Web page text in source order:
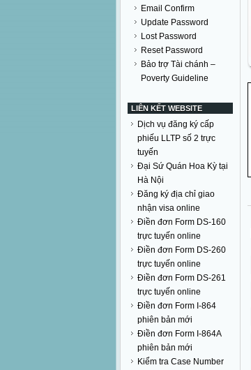
Email Confirm
Update Password
Lost Password
Reset Password
Bảo trợ Tài chánh –
Poverty Guideline
LIÊN KẾT WEBSITE
Dịch vụ đăng ký cấp
phiếu LLTP số 2 trực
tuyến
Đại Sứ Quán Hoa Kỳ tại
Hà Nội
Đăng ký địa chỉ giao
nhận visa online
Điền đơn Form DS-160
trực tuyến online
Điền đơn Form DS-260
trực tuyến online
Điền đơn Form DS-261
trực tuyến online
Điền đơn Form I-864
phiên bản mới
Điền đơn Form I-864A
phiên bản mới
Kiểm tra Case Number